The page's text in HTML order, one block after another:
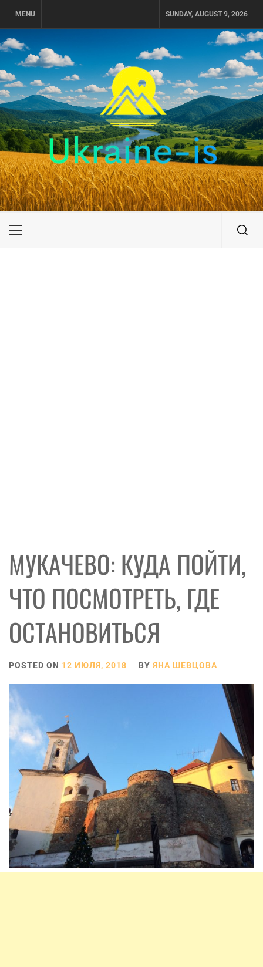
MENU SUNDAY, AUGUST 9, 2026
UKRAINE-IS
ПУТЕШЕСТВИЕ ПО УКРАИНЕ
Primary
МУКАЧЕВО: КУДА ПОЙТИ,
ЧТО ПОСМОТРЕТЬ, ГДЕ
ОСТАНОВИТЬСЯ
POSTED ON 12 ИЮЛЯ, 2018 BY ЯНА ШЕВЦОВА